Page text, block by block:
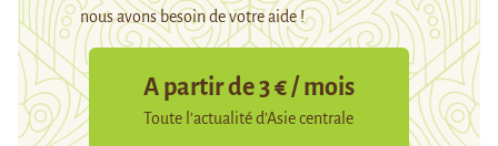
nous avons besoin de votre aide !
A partir de 3 € / mois
Toute l’actualité d’Asie centrale